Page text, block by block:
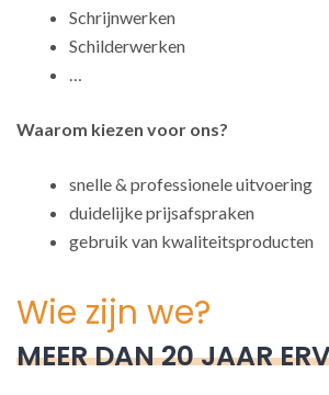
Schrijnwerken
Schilderwerken
…
Waarom kiezen voor ons?
snelle & professionele uitvoering
duidelijke prijsafspraken
gebruik van kwaliteitsproducten
Wie zijn we?
MEER DAN 20 JAAR